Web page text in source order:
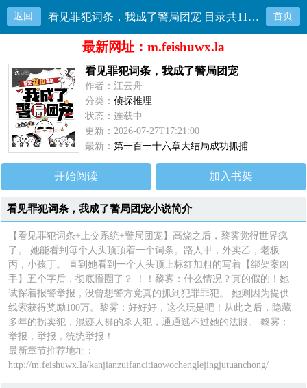
返回 看见罪犯词条，我成了警局团宠 目录共116章 首页
最新网址：m.feishuwx.la
看见罪犯词条，我成了警局团宠
作者：江云舟
分类：侦探推理
状态：连载中
更新：2026-07-27T17:21:00
最新：第一百一十六章大结局成功抓捕
开始阅读 加入书架
看见罪犯词条，我成了警局团宠小说简介
【看见罪犯词条+上交系统+警局团宠】高烧之后，黎雾觉得世界疯
了。 她能看到每个人头顶顶着一个词条。路人甲，外卖乙，老板
丙，小孩丁。 直到她看到一个人头顶上标红加粗的写着【绑架案凶
手】五个字后，彻底懵圈了？ ！！黎雾：什么情况？真的假的！她
试探着报警举报，没曾想警方竟真的抓到犯罪罪犯。 她则因为提供
线索获得奖励100万。黎雾：好好好，这么玩是吧！从此之后，隐藏
多年的拐卖犯，混迹人群的杀人犯，通通逃不过她的法眼。 黎雾：
举报，举报，统统举报！
最新章节推荐地址：
http://m.feishuwx.la/kanjianzuifancitiaowochenglejingjutuanchong/